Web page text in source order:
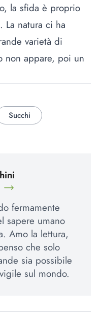
la sfida è proprio
. La natura ci ha
varietà di
non appare, poi un
Succhi
fermamente
sapere umano
Amo la lettura,
che solo
sia possibile
sul mondo.